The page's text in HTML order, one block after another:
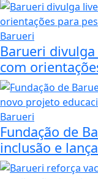
Barueri
Barueri divulga
com
Barueri
Fundação de
inclusão e